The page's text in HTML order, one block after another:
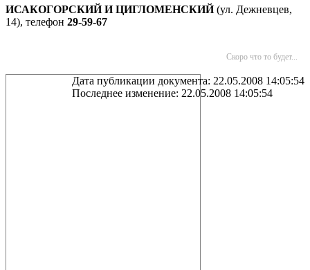
ИСАКОГОРСКИЙ И ЦИГЛОМЕНСКИЙ(ул. Дежневцев,
14), телефон 29-59-67
Скоро что то будет...
Дата публикации документа: 22.05.2008 14:05:54
Последнее изменение: 22.05.2008 14:05:54